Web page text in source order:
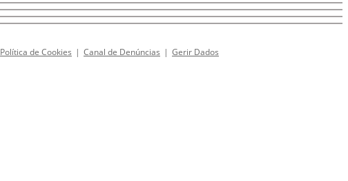
Política de Cookies | Canal de Denúncias | Gerir Dados